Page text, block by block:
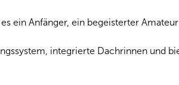
ein Anfänger, ein begeisterter
integrierte Dachrinnen und